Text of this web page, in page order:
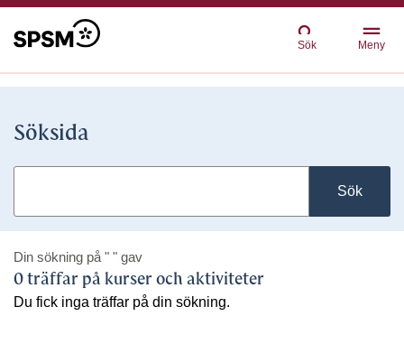
Sök Meny
Söksida
Sök
Din sökning på " " gav
0 träffar på kurser och aktiviteter
Du fick inga träffar på din sökning.